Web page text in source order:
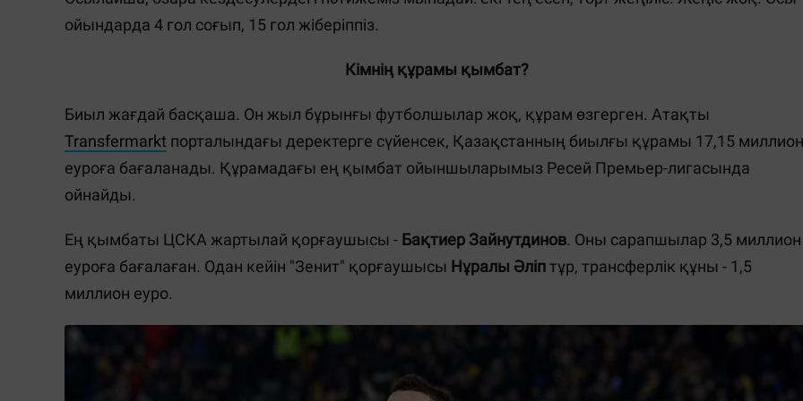
ойындарда 4 гол соғып, 15 гол жіберіппіз.
Кімнің құрамы қымбат?
Биыл жағдай басқаша. Он жыл бұрынғы футболшылар жоқ, құрам өзгерген. Атақты
Transfermarkt порталындағы деректерге сүйенсек, Қазақстанның биылғы құрамы 17,15 миллион
еуроға бағаланады. Құрамадағы ең қымбат ойыншыларымыз Ресей Премьер-лигасында
ойнайды.
Ең қымбаты ЦСКА жартылай қорғаушысы - Бақтиер Зайнутдинов. Оны сарапшылар 3,5 миллион
еуроға бағалаған. Одан кейін "Зенит" қорғаушысы Нұралы Әліптұр, трансферлік құны - 1,5
миллион еуро.